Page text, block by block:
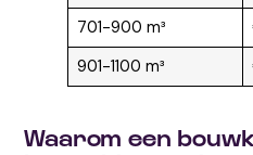
701-900 m³
901-1100 m³
Waarom een